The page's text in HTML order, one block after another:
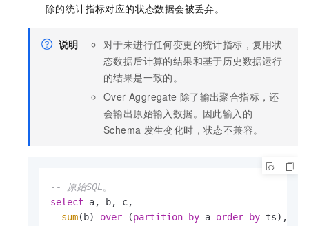
除的统计指标对应的状态数据会被丢弃。
说明
对于未进行任何变更的统计指标，复用状
态数据后计算的结果和基于历史数据运行
的结果是一致的。
Over Aggregate 除了输出聚合指标，还
会输出原始输入数据。因此输入的
Schema 发生变化时，状态不兼容。
-- 原始SQL。
select a, b, c,
sum(b) over (partition by a order by ts),